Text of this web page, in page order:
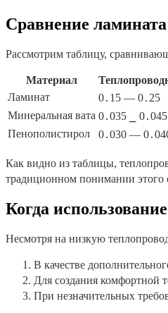
Сравнение
Рассмотрим таблицу,
Материал
Ламинат
0․15 ― 0․25
Минеральная вата 0․035 ⎯ 0․045
Пенополистирол
0․030 ―
Как видно из таблицы,
традиционном понимании этого
Когда
Несмотря на низкую
В качестве
Для создания комфортной
При незначительных